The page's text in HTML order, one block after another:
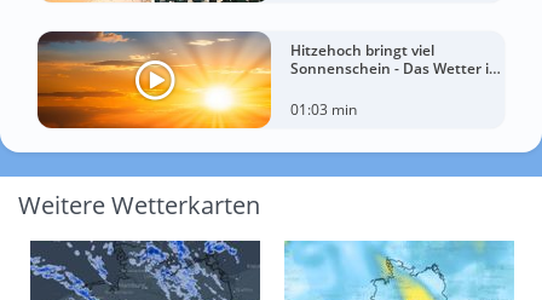
Hitzehoch bringt viel
Sonnenschein - Das Wetter in
01:03 min
Weitere Wetterkarten